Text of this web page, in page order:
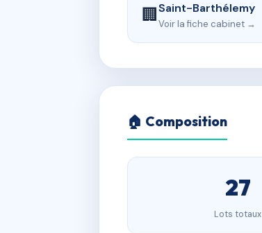
🏢Saint-Barthélemy
Voir la fiche cabinet →
🏠 Composition
27
Lots totaux